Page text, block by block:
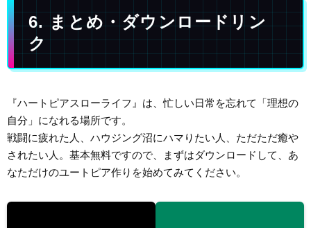
6. まとめ・ダウンロードリン
ク
『ハートピアスローライフ』は、忙しい日常を忘れて「理想の
自分」になれる場所です。
戦闘に疲れた人、ハウジング沼にハマりたい人、ただただ癒や
されたい人。基本無料ですので、まずはダウンロードして、あ
なただけのユートピア作りを始めてみてください。